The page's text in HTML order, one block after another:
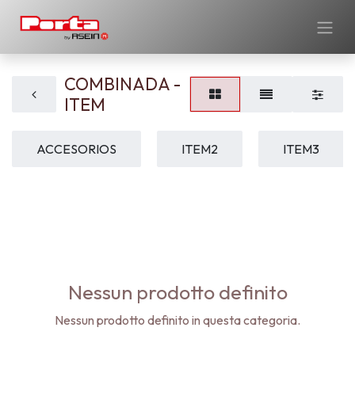
COMBINADA -
ITEM
ACCESORIOS ITEM2 ITEM3
Nessun prodotto definito
Nessun prodotto definito in questa categoria.